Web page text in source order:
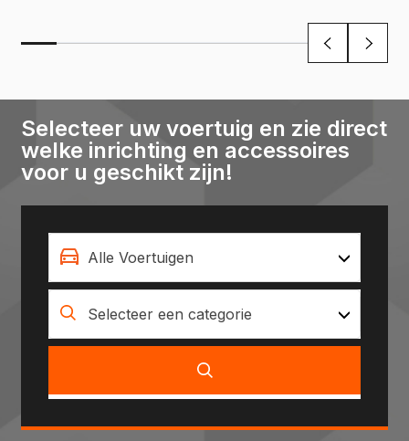
Selecteer uw voertuig en zie direct
welke inrichting en accessoires
voor u geschikt zijn!
Alle Voertuigen
Selecteer een categorie